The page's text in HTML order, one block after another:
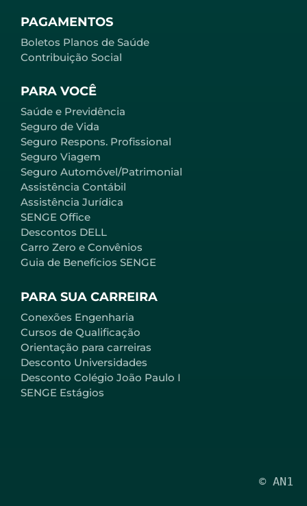
PARA VOCÊ
Saúde e Previdência
Seguro de Vida
Seguro Respons. Profissional
Seguro Viagem
Seguro Automóvel/Patrimonial
Assistência Contábil
Assistência Jurídica
SENGE Office
Descontos DELL
Carro Zero e Convênios
Guia de Benefícios SENGE
PARA SUA CARREIRA
Conexões Engenharia
Cursos de Qualificação
Orientação para carreiras
Desconto Universidades
Desconto Colégio João Paulo I
SENGE Estágios
PAGAMENTOS
Boletos Planos de Saúde
Contribuição Social
© AN1